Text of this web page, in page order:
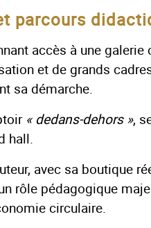
parcours
accès à une
et de grands
sa démarche.
« dedans-dehors »,
hall.
avec sa boutique
rôle pédagogique
circulaire.